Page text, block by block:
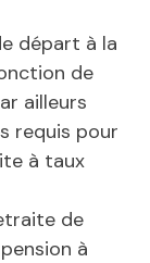
départ à la
de
ailleurs
requis pour
à taux
de
à